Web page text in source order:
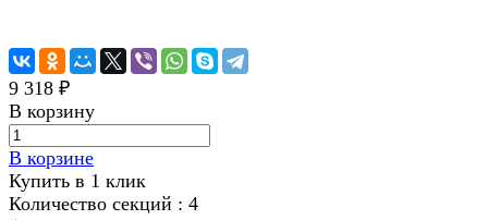
9 318 ₽
В корзину
В корзине
Купить в 1 клик
Количество секций : 4